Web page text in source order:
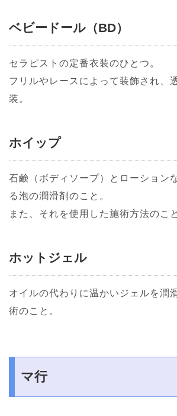
ベビードール（BD）
セラピストの定番衣装のひとつ。
フリルやレースによって装飾され、
装。
ホイップ
石鹸（ボディソープ）とローション
る泡の潤滑剤のこと。
また、それを使用した施術方法のこと
ホットジェル
オイルの代わりに温かいジェルを潤
術のこと。
マ行